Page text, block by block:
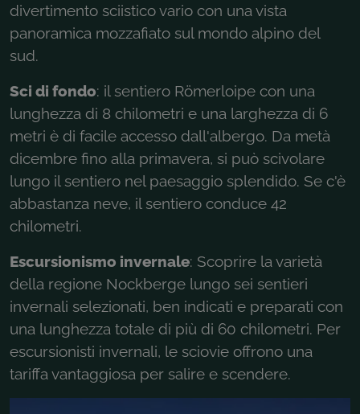
divertimento sciistico vario con una vista
panoramica mozzafiato sul mondo alpino del
sud.
Sci di fondo: il sentiero Römerloipe con una
lunghezza di 8 chilometri e una larghezza di 6
metri è di facile accesso dall'albergo. Da metà
dicembre fino alla primavera, si può scivolare
lungo il sentiero nel paesaggio splendido. Se c'è
abbastanza neve, il sentiero conduce 42
chilometri.
Escursionismo invernale: Scoprire la varietà
della regione Nockberge lungo sei sentieri
invernali selezionati, ben indicati e preparati con
una lunghezza totale di più di 60 chilometri. Per
escursionisti invernali, le sciovie offrono una
tariffa vantaggiosa per salire e scendere.